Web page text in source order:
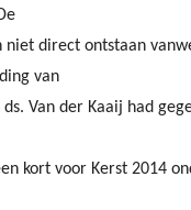
niet direct ontstaan
van
Van der Kaaij had
kort voor Kerst 2014